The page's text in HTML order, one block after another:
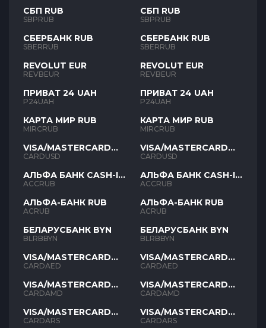
СБП RUB
SBPRUB
СБЕРБАНК RUB
SBERRUB
REVOLUT EUR
REVBEUR
ПРИВАТ 24 UAH
P24UAH
КАРТА МИР RUB
MIRCRUB
VISA/MASTERCARD
USD
CARDUSD
АЛЬФА БАНК CASH-IN
RUB
ACCRUB
АЛЬФА-БАНК RUB
ACRUB
БЕЛАРУСБАНК BYN
BLRBBYN
VISA/MASTERCARD
AED
CARDAED
VISA/MASTERCARD
AMD
CARDAMD
VISA/MASTERCARD
ARS
CARDARS
СБП RUB
SBPRUB
СБЕРБАНК RUB
SBERRUB
REVOLUT EUR
REVBEUR
ПРИВАТ 24 UAH
P24UAH
КАРТА МИР RUB
MIRCRUB
VISA/MASTERCARD
USD
CARDUSD
АЛЬФА БАНК CASH-IN
RUB
ACCRUB
АЛЬФА-БАНК RUB
ACRUB
БЕЛАРУСБАНК BYN
BLRBBYN
VISA/MASTERCARD
AED
CARDAED
VISA/MASTERCARD
AMD
CARDAMD
VISA/MASTERCARD
ARS
CARDARS